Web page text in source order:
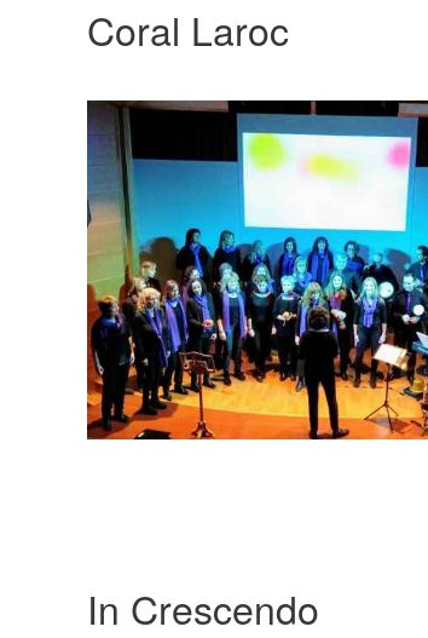
Coral Laroc
In Crescendo